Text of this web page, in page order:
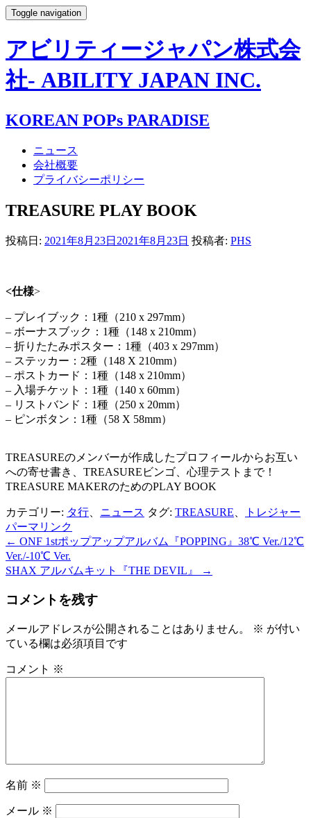
Toggle navigation
アビリティージャパン株式会
社- ABILITY JAPAN INC.
KOREAN POPs PARADISE
ニュース
会社概要
プライバシーポリシー
TREASURE PLAY BOOK
投稿日: 2021年8月23日 2021年8月23日 投稿者: PHS
<仕様>
– プレイブック：1種（210 x 297mm）
– ボーナスブック：1種（148 x 210mm）
– 折りたたみポスター：1種（403 x 297mm）
– ステッカー：2種（148 X 210mm）
– ポストカード：1種（148 x 210mm）
– 入場チケット：1種（140 x 60mm）
– リストバンド：1種（250 x 20mm）
– ピンボタン：1種（58 X 58mm）
TREASUREのメンバーが作成したプロフィールからお互い
への寄せ書き、TREASUREビンゴ、心理テストまで！
TREASURE MAKERのためのPLAY BOOK
カテゴリー: タ行 ニュース タグ: TREASURE
トレジャー
パーマリンク
投
稿
ビ
ゲ
シ
← ONF 1stポップアップアルバム『POPPING』38℃ Ver./12℃
Ver./-10℃ Ver.
SHAX アルバムキット『THE DEVIL』
→
コメントを残す
メールアドレスが公開されることはありません。 ※ が付い
ている欄は必須項目です
コメント ※
名前 ※
メール ※